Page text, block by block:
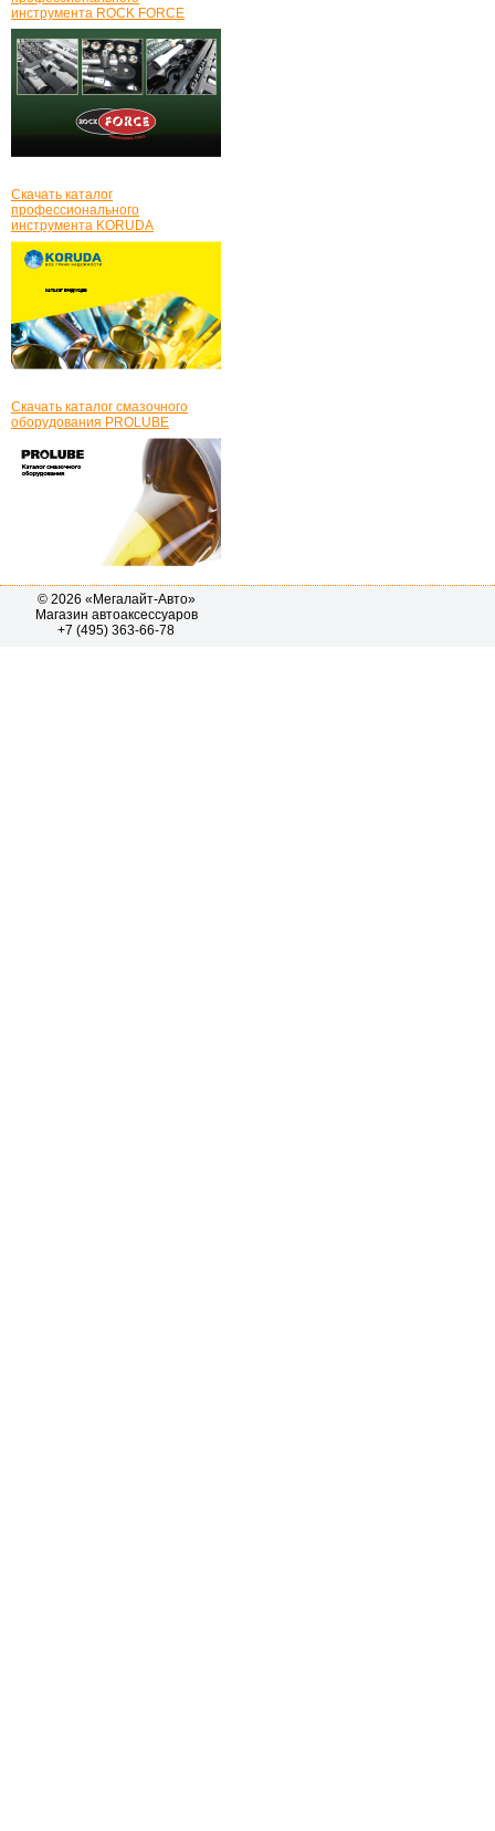
инструмента ROCK FORCE
Скачать каталог
профессионального
инструмента KORUDA
Скачать каталог смазочного
оборудования PROLUBE
© 2026 «Мегалайт-Авто»
Магазин автоаксессуаров
+7 (495) 363-66-78